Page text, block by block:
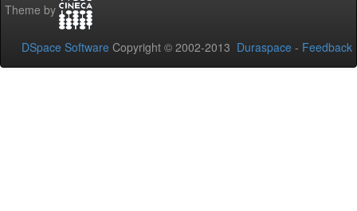
Theme by
DSpace Software Copyright © 2002-2013 Duraspace - Feedback